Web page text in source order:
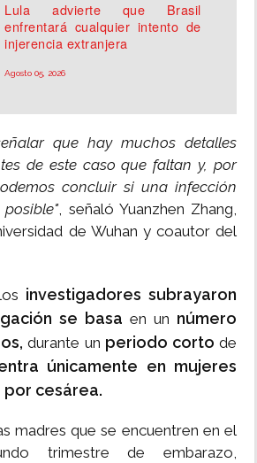
Lula advierte que Brasil
enfrentará cualquier intento de
injerencia extranjera
Agosto 05, 2026
que hay muchos detalles
de este caso que faltan y, por
concluir si una infección
, señaló Yuanzhen Zhang,
de Wuhan y coautor del
investigadores subrayaron
se basa en un número
durante un periodo corto de
únicamente en mujeres
por cesárea.
madres que se encuentren en el
trimestre de embarazo,